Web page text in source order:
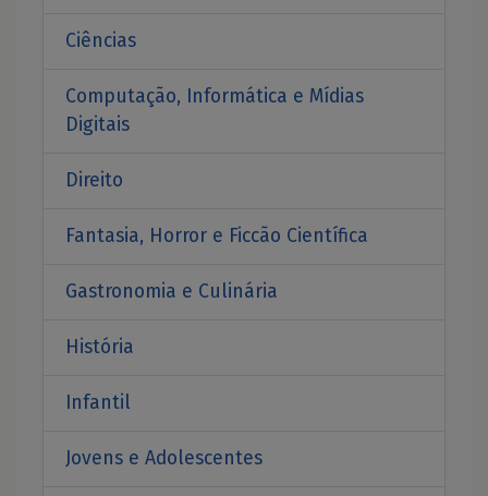
Ciências
Computação, Informática e Mídias
Digitais
Direito
Fantasia, Horror e Ficcão Científica
Gastronomia e Culinária
História
Infantil
Jovens e Adolescentes